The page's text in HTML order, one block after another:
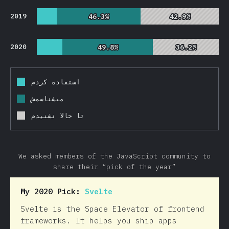
2019 46.3%
46.3% 42.9%
42.9%
2020 49.8%
49.8% 36.2%
36.2%
استفاده کردم
میشناسمش
تا حالا نشنیدم
We asked members of the JavaScript community to
share their “pick of the year”
My 2020 Pick: Svelte
Svelte is the Space Elevator of frontend
frameworks. It helps you ship apps